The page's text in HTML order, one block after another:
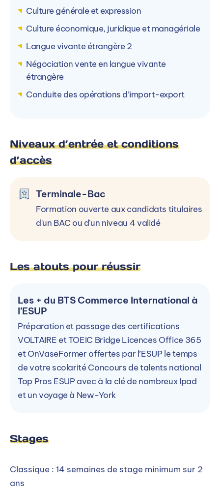
Culture générale et expression
Culture économique, juridique et managériale
Langue vivante étrangère 2
Négociation vente en langue vivante
étrangère
Conduite des opérations d’import-export
Niveaux d’entrée et conditions
d’accès
Terminale-Bac
Formation ouverte aux candidats titulaires
d'un BAC ou d'un niveau 4 validé
Les atouts pour réussir
Les + du BTS Commerce International à
l’ESUP
Préparation et passage des certifications
VOLTAIRE et TOEIC Bridge Licences Office 365
et OnVaseFormer offertes par l’ESUP le temps
de votre scolarité Concours de talents national
Top Pros ESUP avec à la clé de nombreux Ipad
et un voyage à New-York
Stages
Classique : 14 semaines de stage minimum sur 2
ans
ESUP - Ecole Supérieure de Commerce
et de Management Puteaux (92) ESUP
Paris La Défense
22 Terr. Bellini, 92800 Puteaux, France